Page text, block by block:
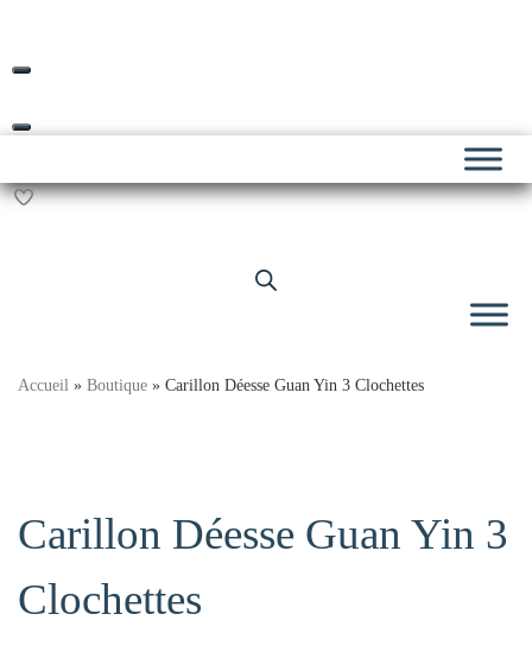
content
Accueil » Boutique » Carillon Déesse Guan Yin 3 Clochettes
Carillon Déesse Guan Yin 3
Clochettes